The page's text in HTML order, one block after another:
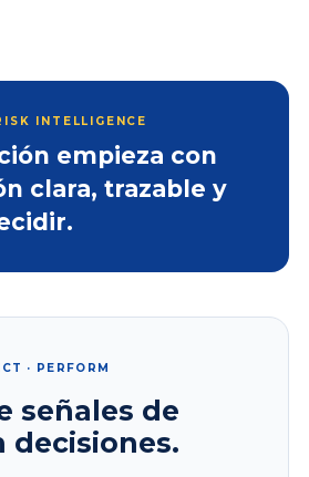
INTELLIGENCE
empieza con
clara, trazable y
· PERFORM
señales de
decisiones.